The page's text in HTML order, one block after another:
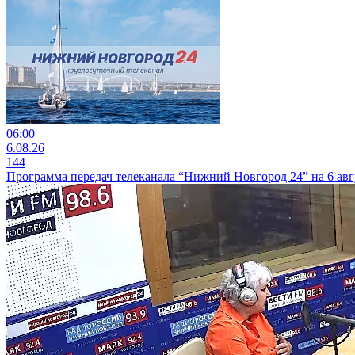
06:00
6.08.26
144
Программа передач телеканала “Нижний Новгород 24” на 6